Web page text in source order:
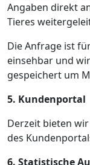
Angaben direkt
Tieres
Die Anfrage ist
einsehbar und
gespeichert um
5. Kundenportal
Derzeit bieten
des
6. Statistische